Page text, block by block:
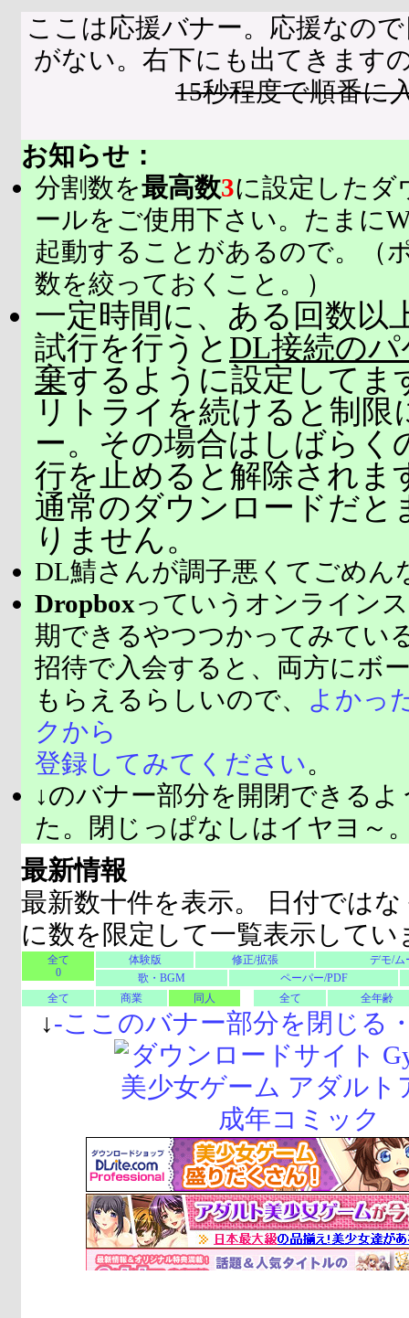
ここは応援バナー。応援なの
がない。右下にも出てきます
15秒程度で順番に
お知らせ：
分割数を最高数3に設定したダ
ールをご使用下さい。たまに
起動することがあるので。（
数を絞っておくこと。）
一定時間に、ある回数以
試行を行うと DL接続の
棄するように設定してま
リトライを続けると制限
ー。その場合はしばらく
行を止めると解除されま
通常のダウンロードだと
りません。
DL鯖さんが調子悪くてごめん
Dropboxっていうオンライン
期できるやつつかってみてい
招待で入会すると、両方にボ
もらえるらしいので、
よかっ
クから
登録してみてください。
↓のバナー部分を開閉できる
た。閉じっぱなしはイヤヨ～
最新情報
最新数十件を表示。 日付では
に数を限定して一覧表示してい
全て
0
体験版 修正/拡張
デモ/ム
歌・BGM
ペーパー/PDF
全て
商業 同人 全て 全年齢
↓-ここのバナー部分を閉じる